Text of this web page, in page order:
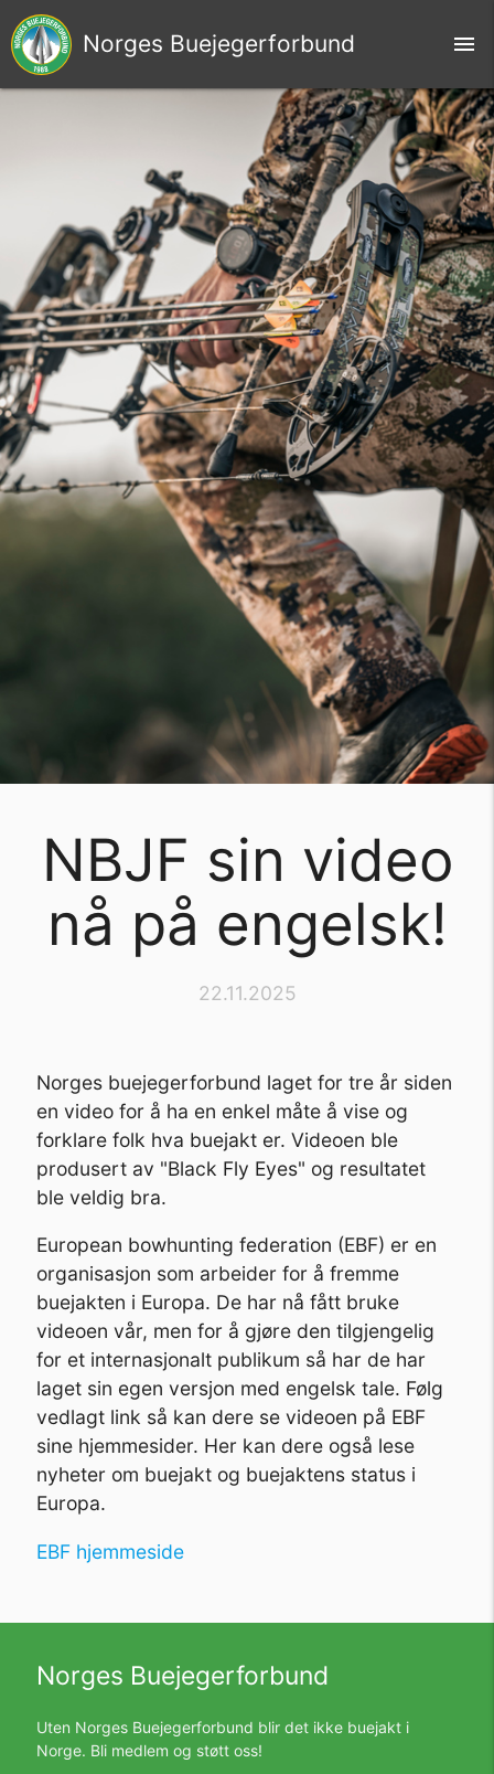
Norges Buejegerforbund menu
NBJF sin video
nå på engelsk!
22.11.2025
Norges buejegerforbund laget for tre år siden
en video for å ha en enkel måte å vise og
forklare folk hva buejakt er. Videoen ble
produsert av "Black Fly Eyes" og resultatet
ble veldig bra.
European bowhunting federation (EBF) er en
organisasjon som arbeider for å fremme
buejakten i Europa. De har nå fått bruke
videoen vår, men for å gjøre den tilgjengelig
for et internasjonalt publikum så har de har
laget sin egen versjon med engelsk tale. Følg
vedlagt link så kan dere se videoen på EBF
sine hjemmesider. Her kan dere også lese
nyheter om buejakt og buejaktens status i
Europa.
EBF hjemmeside
Norges Buejegerforbund
Uten Norges Buejegerforbund blir det ikke buejakt i
Norge. Bli medlem og støtt oss!